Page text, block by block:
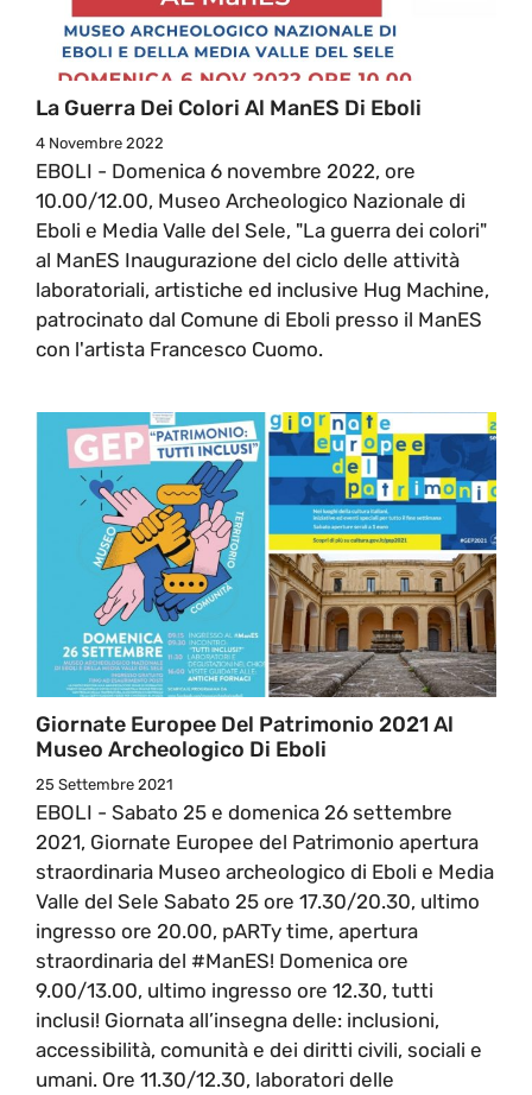
La Guerra Dei Colori Al ManES Di Eboli
4 Novembre 2022
EBOLI - Domenica 6 novembre 2022, ore
10.00/12.00, Museo Archeologico Nazionale di
Eboli e Media Valle del Sele, "La guerra dei colori"
al ManES Inaugurazione del ciclo delle attività
laboratoriali, artistiche ed inclusive Hug Machine,
patrocinato dal Comune di Eboli presso il ManES
con l'artista Francesco Cuomo.
Giornate Europee Del Patrimonio 2021 Al
Museo Archeologico Di Eboli
25 Settembre 2021
EBOLI - Sabato 25 e domenica 26 settembre
2021, Giornate Europee del Patrimonio apertura
straordinaria Museo archeologico di Eboli e Media
Valle del Sele Sabato 25 ore 17.30/20.30, ultimo
ingresso ore 20.00, pARTy time, apertura
straordinaria del #ManES! Domenica ore
9.00/13.00, ultimo ingresso ore 12.30, tutti
inclusi! Giornata all’insegna delle: inclusioni,
accessibilità, comunità e dei diritti civili, sociali e
umani. Ore 11.30/12.30, laboratori delle